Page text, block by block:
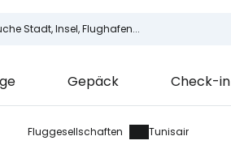
Gepäck Check-in
Fluggesellschaften Tunisair